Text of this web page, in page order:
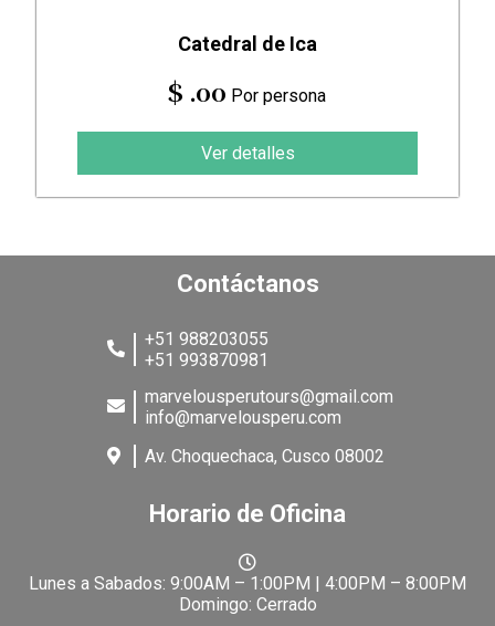
Catedral de Ica
$ .00 Por persona
Ver detalles
Contáctanos
+51 988203055
+51 993870981
marvelousperutours@gmail.com
info@marvelousperu.com
Av. Choquechaca, Cusco 08002
Horario de Oficina
Lunes a Sabados: 9:00AM – 1:00PM | 4:00PM – 8:00PM
Domingo: Cerrado